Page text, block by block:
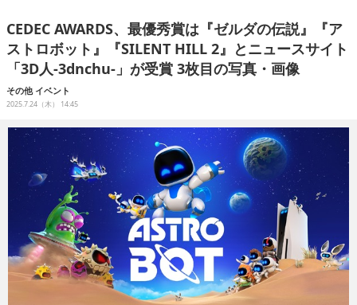
企業動向
人材育成
産業政策
連載
イベント/セミナー
eスポーツ
CEDEC AWARDS、最優秀賞は『ゼルダの伝説』『ア
ストロボット』『SILENT HILL 2』とニュースサイト
「3D人-3dnchu-」が受賞 3枚目の写真・画像
その他 イベント
2025.7.24（木） 14:45